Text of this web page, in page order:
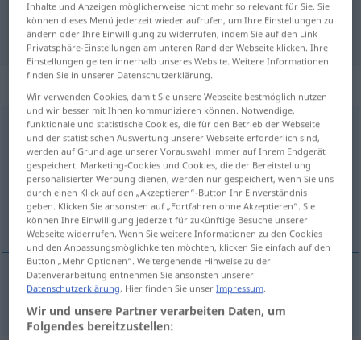
"vielschichtig" Spanisch
Übersetzung
„vielschichtig“: Adjektiv
vielschichtigadj FIG
Übersicht aller Übersetzungen
(Für mehr Details die Übersetzung anklicken/antippen)
complejo
complejo vielschichtig
Inhalte und Anzeigen möglicherweise nicht mehr so relevant für Sie. Sie
können dieses Menü jederzeit wieder aufrufen, um Ihre Einstellungen zu
ändern oder Ihre Einwilligung zu widerrufen, indem Sie auf den Link
Privatsphäre-Einstellungen am unteren Rand der Webseite klicken. Ihre
Einstellungen gelten innerhalb unseres Website. Weitere Informationen
finden Sie in unserer Datenschutzerklärung.
Wir verwenden Cookies, damit Sie unsere Webseite bestmöglich nutzen
und wir besser mit Ihnen kommunizieren können. Notwendige,
funktionale und statistische Cookies, die für den Betrieb der Webseite
und der statistischen Auswertung unserer Webseite erforderlich sind,
werden auf Grundlage unserer Vorauswahl immer auf Ihrem Endgerät
gespeichert. Marketing-Cookies und Cookies, die der Bereitstellung
personalisierter Werbung dienen, werden nur gespeichert, wenn Sie uns
durch einen Klick auf den „Akzeptieren“-Button Ihr Einverständnis
geben. Klicken Sie ansonsten auf „Fortfahren ohne Akzeptieren“. Sie
können Ihre Einwilligung jederzeit für zukünftige Besuche unserer
Webseite widerrufen. Wenn Sie weitere Informationen zu den Cookies
und den Anpassungsmöglichkeiten möchten, klicken Sie einfach auf den
Button „Mehr Optionen“. Weitergehende Hinweise zu der
Datenverarbeitung entnehmen Sie ansonsten unserer
Datenschutzerklärung. Hier finden Sie unserImpressum.
Wir und unsere Partner verarbeiten Daten, um
Folgendes bereitzustellen: